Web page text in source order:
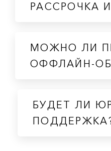
РАССРОЧКА
МОЖНО ЛИ
ОФФЛАЙН-
БУДЕТ ЛИ